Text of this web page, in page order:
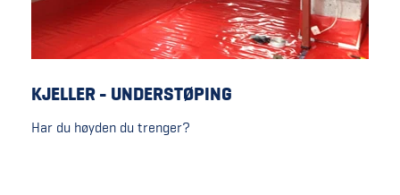
KJELLER - UNDERSTØPING
Har du høyden du trenger?